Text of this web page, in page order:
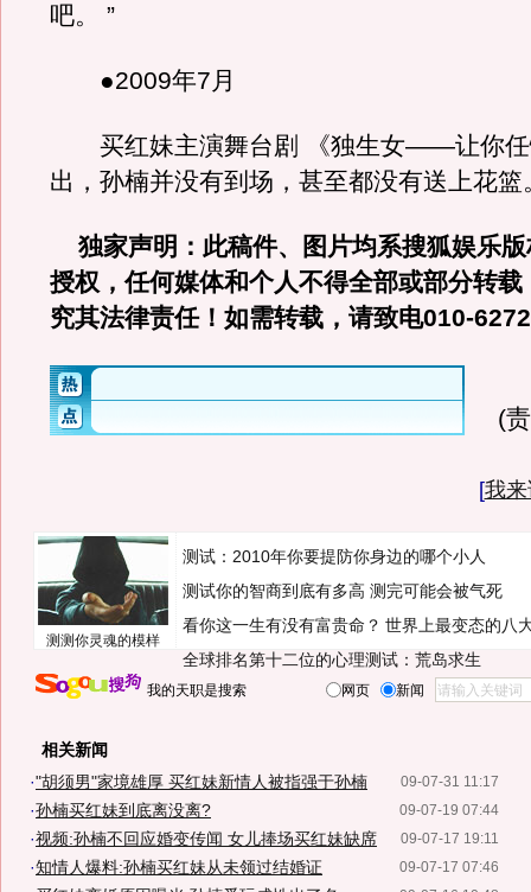
吧。 ”
●2009年7月
买红妹主演舞台剧 《独生女——让你任
出，孙楠并没有到场，甚至都没有送上花篮
独家声明：此稿件、图片均系搜狐娱乐
授权，任何媒体和个人不得全部或部分转载
究其法律责任！如需转载，请致电010-
(
[我
测测你灵魂的模样
测试：2010年你要提防你身边的哪个小人
测试你的智商到底有多高 测完可能会被气死
看你这一生有没有富贵命？ 世界上最变态的八
全球排名第十二位的心理测试：荒岛求生
我的天职是搜索 网页 新闻
相关新闻
09-07-31 11:17
·"胡须男"家境雄厚 买红妹新情人被指强于孙楠
09-07-19 07:44
·孙楠买红妹到底离没离?
09-07-17 19:11
·视频:孙楠不回应婚变传闻 女儿捧场买红妹缺席
09-07-17 07:46
·知情人爆料:孙楠买红妹从未领过结婚证